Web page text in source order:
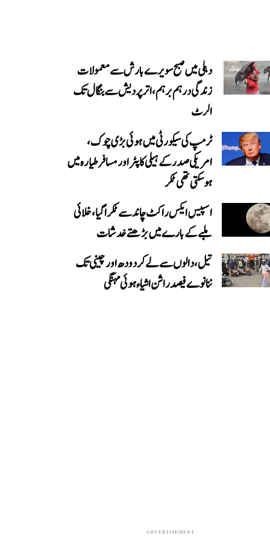
دہلی میں صبح سویرے بارش سے معمولات
زندگی درہم برہم، اترپردیش سے بنگال تک
الرٹ
ٹرمپ کی سیکورٹی میں ہوئی بڑی چوک،
امریکی صدر کے ہیلی کاپٹر اور مسافر طیارہ میں
ہو سکتی تھی ٹکر
اسپیس ایکس راکٹ چاند سے ٹکرا گیا، خلائی
ملبے کے بارے میں بڑھتے خدشات
تیل، دالوں سے لے کر دودھ اور چینی تک
ننانوے فیصد راشن اشیاء ہوئی مہنگی
ADVERTISEMENT